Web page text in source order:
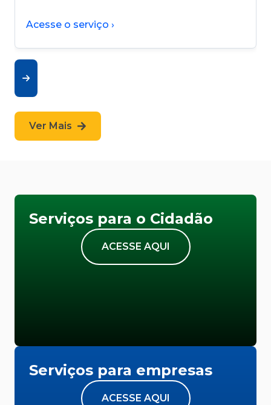
Acesse o serviço ›
Ver Mais
Serviços para o Cidadão
ACESSE AQUI
Serviços para empresas
ACESSE AQUI